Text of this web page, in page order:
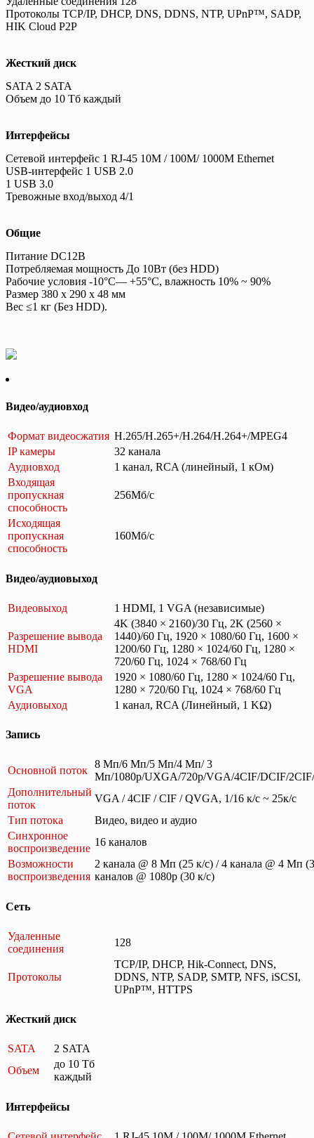
Протоколы TCP/IP, DHCP, DNS, DDNS, NTP, UPnP™, SADP,
HIK Cloud P2P
Жесткий диск
SATA 2 SATA
Объем до 10 Тб каждый
Интерфейсы
Сетевой интерфейс 1 RJ-45 10M / 100M/ 1000M Ethernet
USB-интерфейс 1 USB 2.0
1 USB 3.0
Тревожные вход/выход 4/1
Общие
Питание DC12В
Потребляемая мощность До 10Вт (без HDD)
Рабочие условия -10°C— +55°C, влажность 10% ~ 90%
Размер 380 x 290 x 48 мм
Вес ≤1 кг (Без HDD).
Видео/аудиовход
Формат видеосжатия H.265/H.265+/H.264/H.264+/MPEG4
IP камеры
32 канала
Аудиовход
1 канал, RCA (линейный, 1 кОм)
Входящая
пропускная
способность
256Мб/с
Исходящая
пропускная
способность
160Мб/с
Видео/аудиовыход
Видеовыход 1 HDMI, 1 VGA (независимые)
Разрешение вывода
HDMI
4K (3840 × 2160)/30 Гц, 2K (2560 ×
1440)/60 Гц, 1920 × 1080/60 Гц, 1600 ×
1200/60 Гц, 1280 × 1024/60 Гц, 1280 ×
720/60 Гц, 1024 × 768/60 Гц
Разрешение вывода
VGA
1920 × 1080/60 Гц, 1280 × 1024/60 Гц,
1280 × 720/60 Гц, 1024 × 768/60 Гц
Аудиовыход
1 канал, RCA (Линейный, 1 KΩ)
Запись
Основной поток
8 Мп/6 Мп/5 Мп/4 Мп/ 3
Мп/1080p/UXGA/720p/VGA/4CIF/DCIF/
Дополнительный
поток
VGA / 4CIF / CIF / QVGA, 1/16 к/с ~ 25к/с
Тип потока
Видео, видео и аудио
Синхронное
воспроизведение
16 каналов
Возможности
воспроизведения
2 канала @ 8 Мп (25 к/с) / 4 канала @ 4 Мп
каналов @ 1080p (30 к/с)
Сеть
Удаленные
соединения
128
Протоколы
TCP/IP, DHCP, Hik-Connect, DNS,
DDNS, NTP, SADP, SMTP, NFS, iSCSI,
UPnP™, HTTPS
Жесткий диск
SATA
2 SATA
Объем
до 10 Тб
каждый
Интерфейсы